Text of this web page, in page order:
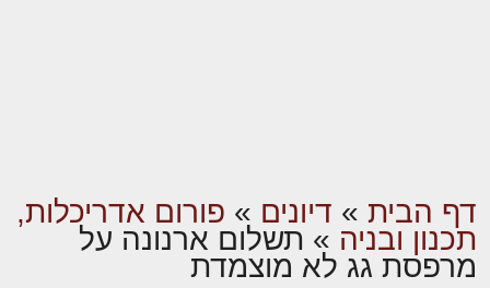
דף הבית » דיונים » פורום אדריכלות,
תכנון ובניה » תשלום ארנונה על
מרפסת גג לא מוצמדת